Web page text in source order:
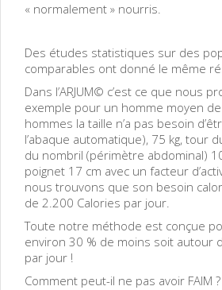
« normalement » nourris.
Des études statistiques sur des
comparables ont donné le même
Dans l’ARJUM© c’est ce que nous
exemple pour un homme moyen
hommes la taille n’a pas besoin
l’abaque automatique), 75 kg, tour
du nombril (périmètre abdominal)
poignet 17 cm avec un facteur
nous trouvons que son besoin
de 2.200 Calories par jour.
Toute notre méthode est conçue
environ 30 % de moins soit autour
par jour !
Comment peut-il ne pas avoir FAIM ?